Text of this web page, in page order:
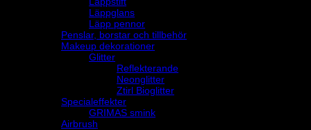
Läppglans
Läpp pennor
Penslar, borstar och tillbehör
Makeup dekorationer
Glitter
Reflekterande
Neonglitter
Ztirl Bioglitter
Specialeffekter
GRIMAS smink
Airbrush